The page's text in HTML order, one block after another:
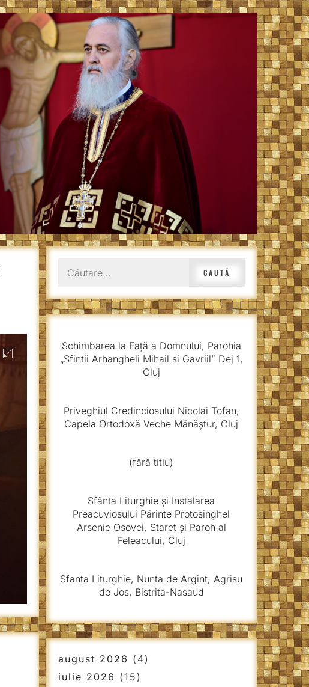
după:
Schimbarea la Față a Domnului, Parohia
„Sfintii Arhangheli Mihail si Gavriil” Dej 1,
Cluj
Priveghiul Credinciosului Nicolai Tofan,
Capela Ortodoxă Veche Mănăștur, Cluj
(fără titlu)
Sfânta Liturghie și Instalarea
Preacuviosului Părinte Protosinghel
Arsenie Osovei, Stareț și Paroh al
Feleacului, Cluj
Sfanta Liturghie, Nunta de Argint, Agrisu
de Jos, Bistrita-Nasaud
august 2026 (4)
iulie 2026 (15)